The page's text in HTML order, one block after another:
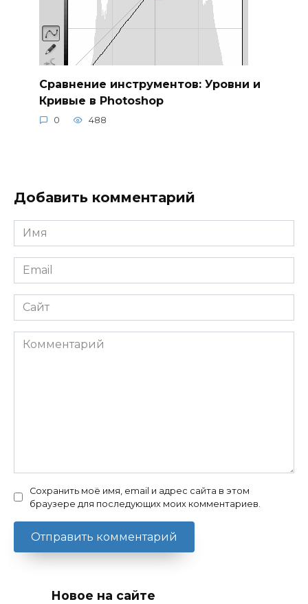
Сравнение инструментов: Уровни и
Кривые в Photoshop
0 488
Добавить комментарий
Имя
*
Email
*
Сайт
Комментарий
Сохранить моё имя, email и адрес сайта в этом
браузере для последующих моих комментариев.
Новое на сайте